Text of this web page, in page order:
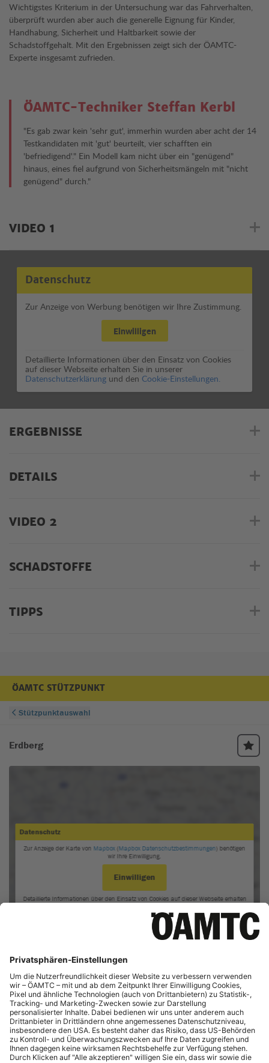
Wichtigstes Kriterium in der Untersuchung war das Fahrverhalten,
überprüft wurden aber auch die generelle Eignung für Kinder,
Handhabung, Sicherheit und Haltbarkeit sowie der
Schadstoffgehalt. Mit den Ergebnissen zeigt sich der ÖAMTC-
Experte insgesamt zufrieden.
ÖAMTC-Techniker Steffan Kerbl
"Es gab zwar kein 'sehr gut', immerhin wurden aber acht der 14
Testkandidaten mit 'gut' beurteilt, vier schafften ein
'befriedigend'." Ein Modell kam nicht über ein "genügend"
hinaus, eines fiel aufgrund von Sicherheitsmängeln mit "nicht
genügend" durch."
VIDEO 1
Datenschutz
Zur Anzeige von Werbung benötigen wir Ihre Zustimmung.
Einwilligen
Detaillierte Informationen über den Einsatz von Cookies
auf dieser Webseite erhalten Sie in unserer
Datenschutzerklärung und den Cookie-Einstellungen.
ERGEBNISSE
DETAILS
VIDEO 2
SCHADSTOFFE
TIPPS
ÖAMTC STÜTZPUNKT